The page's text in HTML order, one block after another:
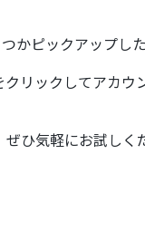
かピックアップし
リックしてアカ
ひ気軽にお試しく